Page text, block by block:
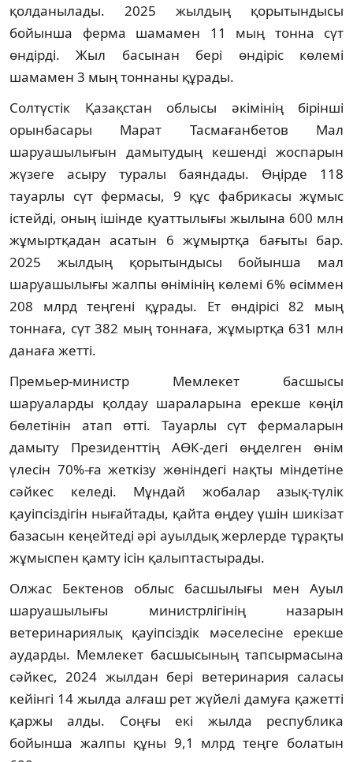
қолданылады. 2025 жылдың қорытындысы
бойынша ферма шамамен 11 мың тонна сүт
өндірді. Жыл басынан бері өндіріс көлемі
шамамен 3 мың тоннаны құрады.
Солтүстік Қазақстан облысы әкімінің бірінші
орынбасары Марат Тасмағанбетов Мал
шаруашылығын дамытудың кешенді жоспарын
жүзеге асыру туралы баяндады. Өңірде 118
тауарлы сүт фермасы, 9 құс фабрикасы жұмыс
істейді, оның ішінде қуаттылығы жылына 600 млн
жұмыртқадан асатын 6 жұмыртқа бағыты бар.
2025 жылдың қорытындысы бойынша мал
шаруашылығы жалпы өнімінің көлемі 6% өсіммен
208 млрд теңгені құрады. Ет өндірісі 82 мың
тоннаға, сүт 382 мың тоннаға, жұмыртқа 631 млн
данаға жетті.
Премьер-министр Мемлекет басшысы
шаруаларды қолдау шараларына ерекше көңіл
бөлетінін атап өтті. Тауарлы сүт фермаларын
дамыту Президенттің АӨК-дегі өңделген өнім
үлесін 70%-ға жеткізу жөніндегі нақты міндетіне
сәйкес келеді. Мұндай жобалар азық-түлік
қауіпсіздігін нығайтады, қайта өңдеу үшін шикізат
базасын кеңейтеді әрі ауылдық жерлерде тұрақты
жұмыспен қамту ісін қалыптастырады.
Олжас Бектенов облыс басшылығы мен Ауыл
шаруашылығы министрлігінің назарын
ветеринариялық қауіпсіздік мәселесіне ерекше
аударды. Мемлекет басшысының тапсырмасына
сәйкес, 2024 жылдан бері ветеринария саласы
кейінгі 14 жылда алғаш рет жүйелі дамуға қажетті
қаржы алды. Соңғы екі жылда республика
бойынша жалпы құны 9,1 млрд теңге болатын